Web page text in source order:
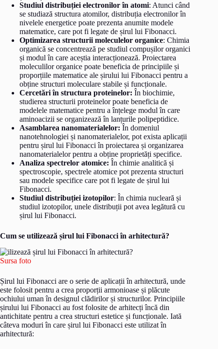
Studiul distribuției electronilor în atomi: Atunci când
se studiază structura atomilor, distribuția electronilor în
nivelele energetice poate prezenta anumite modele
matematice, care pot fi legate de șirul lui Fibonacci.
Optimizarea structurii moleculelor organice: Chimia
organică se concentrează pe studiul compușilor organici
și modul în care aceștia interacționează. Proiectarea
moleculilor organice poate beneficia de principiile și
proporțiile matematice ale șirului lui Fibonacci pentru a
obține structuri moleculare stabile și funcționale.
Cercetări în structura proteinelor: În biochimie,
studierea structurii proteinelor poate beneficia de
modelele matematice pentru a înțelege modul în care
aminoacizii se organizează în lanțurile polipeptidice.
Asamblarea nanomaterialelor: În domeniul
nanotehnologiei și nanomaterialelor, pot exista aplicații
pentru șirul lui Fibonacci în proiectarea și organizarea
nanomaterialelor pentru a obține proprietăți specifice.
Analiza spectrelor atomice: În chimie analitică și
spectroscopie, spectrele atomice pot prezenta structuri
sau modele specifice care pot fi legate de șirul lui
Fibonacci.
Studiul distribuției izotopilor: În chimia nucleară și
studiul izotopilor, unele distribuții pot avea legătură cu
șirul lui Fibonacci.
Cum se utilizează șirul lui Fibonacci în arhitectură?
Sursa foto
Șirul lui Fibonacci are o serie de aplicații în arhitectură, unde
este folosit pentru a crea proporții armonioase și plăcute
ochiului uman în designul clădirilor și structurilor. Principiile
șirului lui Fibonacci au fost folosite de arhitecți încă din
antichitate pentru a crea structuri estetice și funcționale. Iată
câteva moduri în care șirul lui Fibonacci este utilizat în
arhitectură: